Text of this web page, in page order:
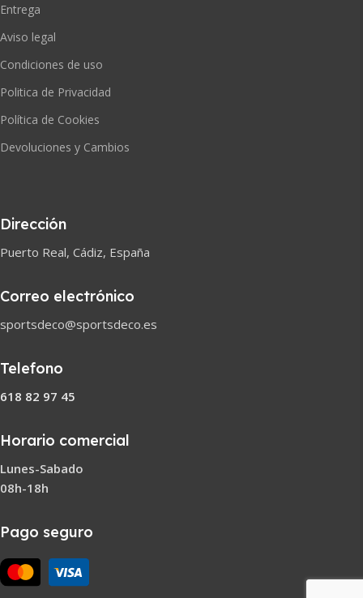
Entrega
Aviso legal
Condiciones de uso
Politica de Privacidad
Política de Cookies
Devoluciones y Cambios
Dirección
Puerto Real, Cádiz, España
Correo electrónico
sportsdeco@sportsdeco.es
Telefono
618 82 97 45
Horario comercial
Lunes-Sabado
08h-18h
Pago seguro